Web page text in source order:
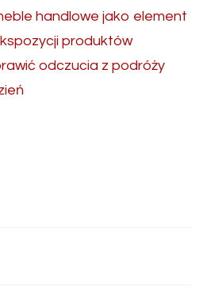
handlowe jako element
produktów
odczucia z podróży